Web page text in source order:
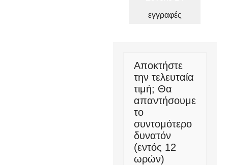
εγγραφές
Αποκτήστε
την τελευταία
τιμή; Θα
απαντήσουμε
το
συντομότερο
δυνατόν
(εντός 12
ωρών)